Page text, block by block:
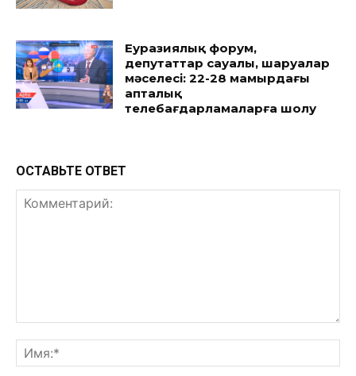
Еуразиялық форум,
депутаттар сауалы, шаруалар
мәселесі: 22-28 мамырдағы
апталық
телебағдарламаларға шолу
ОСТАВЬТЕ ОТВЕТ